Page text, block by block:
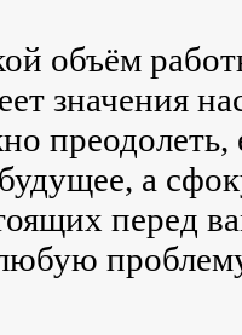
объём
значения
преодолеть,
а
перед